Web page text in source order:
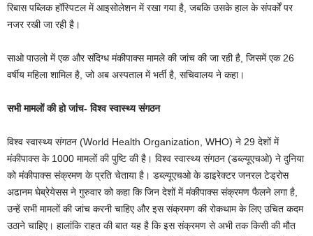
रिबास पब्लिक हॉस्पिटल में आइसोलेशन में रखा गया है, जबकि उसके हाल के संपर्कों पर
नजर रखी जा रही है।
साओ पाउलो में एक और संदिग्ध मंकीपाक्स मामले की जांच की जा रही है, जिसमें एक 26
वर्षीय महिला शामिल है, जो अब अस्पताल में भर्ती है, सचिवालय ने कहा।
सभी मामलों की हो जांच- विश्व स्वास्थ्य संगठन
विश्व स्वास्थ्य संगठन (World Health Organization, WHO) ने 29 देशों में
मंकीपाक्स के 1000 मामलों की पुष्टि की है। विश्व स्वास्थ्य संगठन (डब्ल्यूएचओ) ने दुनिया
को मंकीपाक्स संक्रमण के प्रति चेताया है। डब्ल्यूएचओ के डाइरेक्टर जनरल टेड्रोस
अढानम घेब्रेयेसस ने गुरुवार को कहा कि जिन देशों में मंकीपाक्स संक्रमण फैलने लगा है,
उन्हें सभी मामलों की जांच करनी चाहिए और इस संक्रमण की रोकथाम के लिए उचित कदम
उठाने चाहिए। हालांकि राहत की बात यह है कि इस संक्रमण से अभी तक किसी की मौत